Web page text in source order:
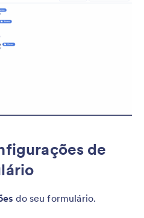
de
do seu formulário.